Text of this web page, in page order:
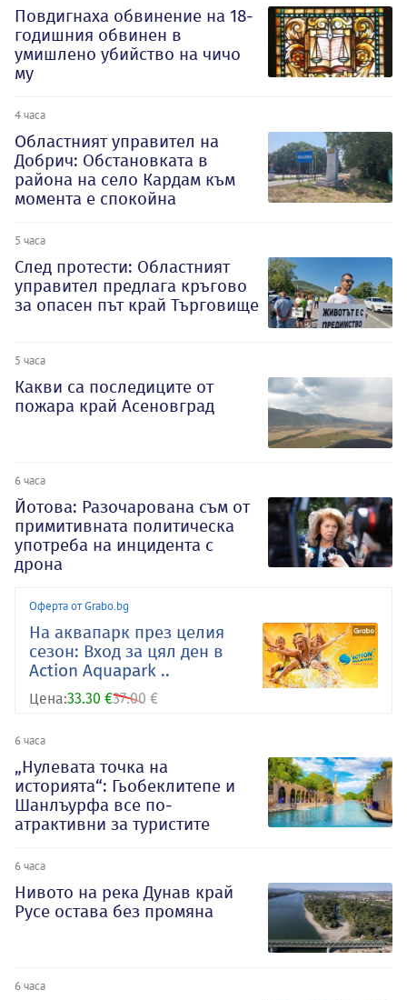
Повдигнаха обвинение на 18-
годишния обвинен в
умишлено убийство на чичо
му
4 часа
Oбластният управител на
Добрич: Обстановката в
района на село Кардам към
момента е спокойна
5 часа
След протести: Областният
управител предлага кръгово
за опасен път край Търговище
5 часа
Какви са последиците от
пожара край Асеновград
6 часа
Йотова: Разочарована съм от
примитивната политическа
употреба на инцидента с
дрона
Оферта от Grabo.bg
На аквапарк през целия
сезон: Вход за цял ден в
Action Aquapark ..
Цена:33.30 €37.00 €
6 часа
„Нулевата точка на
историята“: Гьобеклитепе и
Шанлъурфа все по-
атрактивни за туристите
6 часа
Нивото на река Дунав край
Русе остава без промяна
6 часа